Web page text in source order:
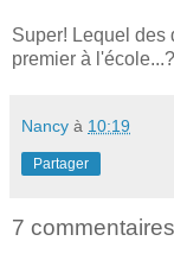
Super! Lequel des
premier à
Nancy à 10:19
Partager
7